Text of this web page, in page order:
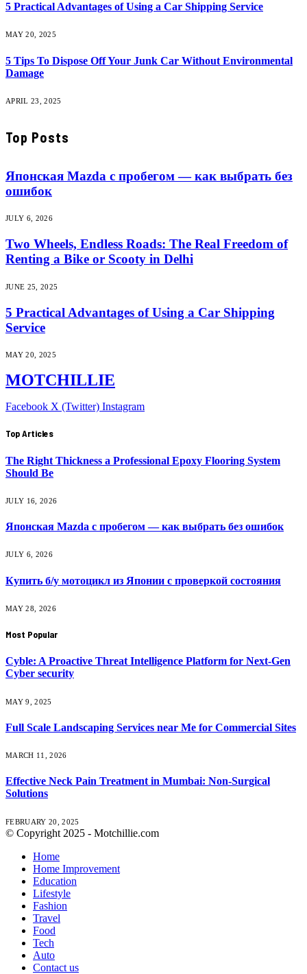
5 Practical Advantages of Using a Car Shipping Service
MAY 20, 2025
5 Tips To Dispose Off Your Junk Car Without Environmental
Damage
APRIL 23, 2025
Top Posts
Японская Mazda с пробегом — как выбрать без
ошибок
JULY 6, 2026
Two Wheels, Endless Roads: The Real Freedom of
Renting a Bike or Scooty in Delhi
JUNE 25, 2025
5 Practical Advantages of Using a Car Shipping
Service
MAY 20, 2025
MOTCHILLIE
Facebook X (Twitter) Instagram
Top Articles
The Right Thickness a Professional Epoxy Flooring System
Should Be
JULY 16, 2026
Японская Mazda с пробегом — как выбрать без ошибок
JULY 6, 2026
Купить б/у мотоцикл из Японии с проверкой состояния
MAY 28, 2026
Most Popular
Cyble: A Proactive Threat Intelligence Platform for Next-Gen
Cyber security
MAY 9, 2025
Full Scale Landscaping Services near Me for Commercial Sites
MARCH 11, 2026
Effective Neck Pain Treatment in Mumbai: Non-Surgical
Solutions
FEBRUARY 20, 2025
© Copyright 2025 - Motchillie.com
Home
Home Improvement
Education
Lifestyle
Fashion
Travel
Food
Tech
Auto
Contact us